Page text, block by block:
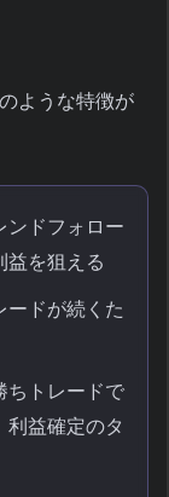
ような特徴が
ンドフォロー
益を狙える
ードが続くた
ちトレードで
利益確定のタ